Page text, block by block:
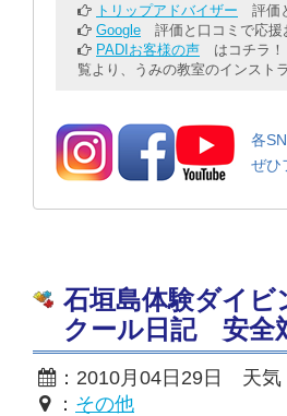
トリップアドバイザー 評価
Google 評価と口コミで応援
PADIお客様の声 はコチラ！
覧より、うみの教室のインスト
各
ぜひ
石垣島体験ダイ
クール日記 安全
：2010月04日29日 天気
： その他